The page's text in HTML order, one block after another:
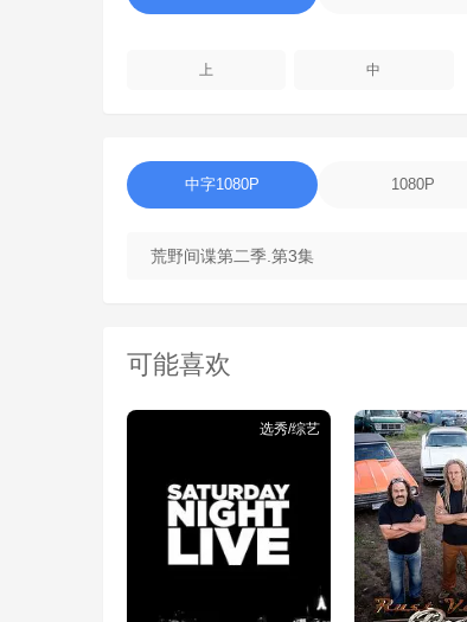
上 中
中字1080P 1080P
荒野间谍第二季.第3集
可能喜欢
选秀/综艺